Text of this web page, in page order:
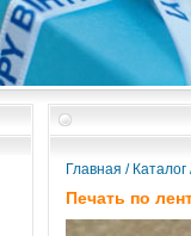
Главная / Каталог
Печать по